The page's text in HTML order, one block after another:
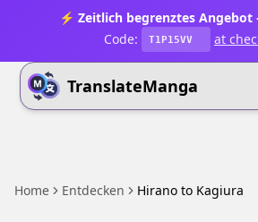
⚡ Zeitlich begrenztes
Code:
T1P15VV at
TranslateManga
Home Entdecken Hirano to Kagiura